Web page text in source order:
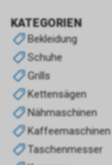
KATEGORIEN
Bekleidung
Schuhe
Grills
Kettensägen
Nähmaschinen
Kaffeemaschinen
Taschenmesser